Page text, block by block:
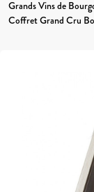
Grands Vins de
Coffret Grand Cru